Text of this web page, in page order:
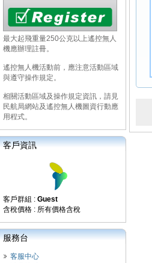
最大起飛重量250公克以上遙控無人
機應辦理註冊。
遙控無人機活動前，應注意活動區域
與遵守操作規定。
相關活動區域及操作規定資訊，請見
民航局網站及遙控無人機圖資行動應
用程式。
客戶資訊
客戶群組 : Guest
含稅價格 : 所有價格含稅
服務台
客服中心